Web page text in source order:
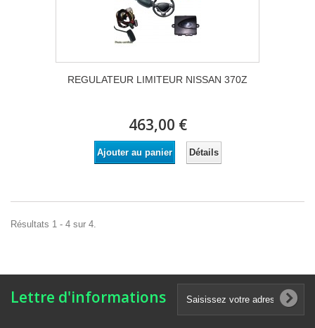
REGULATEUR LIMITEUR NISSAN 370Z
463,00 €
Ajouter au panier Détails
Résultats 1 - 4 sur 4.
Lettre d'informations